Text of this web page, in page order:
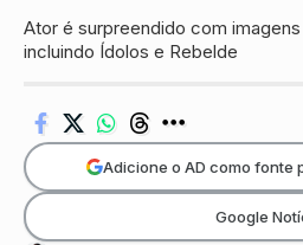
Ator é surpreendido com imagens
incluindo Ídolos e Rebelde
Adicione o AD como fonte
Google